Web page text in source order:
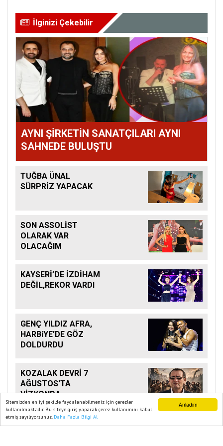
Anladım
Sitemizden en iyi şekilde faydalanabilmeniz için çerezler
kullanılmaktadır. Bu siteye giriş yaparak çerez kullanımını kabul
etmiş sayılıyorsunuz. Daha Fazla Bilgi Al
İlginizi Çekebilir
AYNI ŞİRKETİN SANATÇILARI AYNI
SAHNEDE BULUŞTU
TUĞBA ÜNAL
SÜRPRİZ YAPACAK
SON ASSOLİST
OLARAK VAR
OLACAĞIM
KAYSERİ’DE İZDİHAM
DEĞİL,REKOR VARDI
GENÇ YILDIZ AFRA,
HARBiYE’DE GÖZ
DOLDURDU
KOZALAK DEVRİ 7
AĞUSTOS'TA
VİZYONDA
Ana Sayfa Web TV